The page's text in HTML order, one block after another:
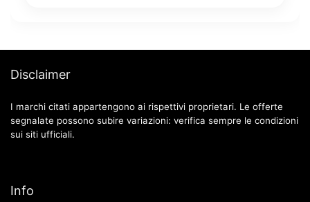
Disclaimer
I marchi citati appartengono ai rispettivi proprietari. Le offerte
segnalate possono subire variazioni: verifica sempre le condizioni
sui siti ufficiali.
Info